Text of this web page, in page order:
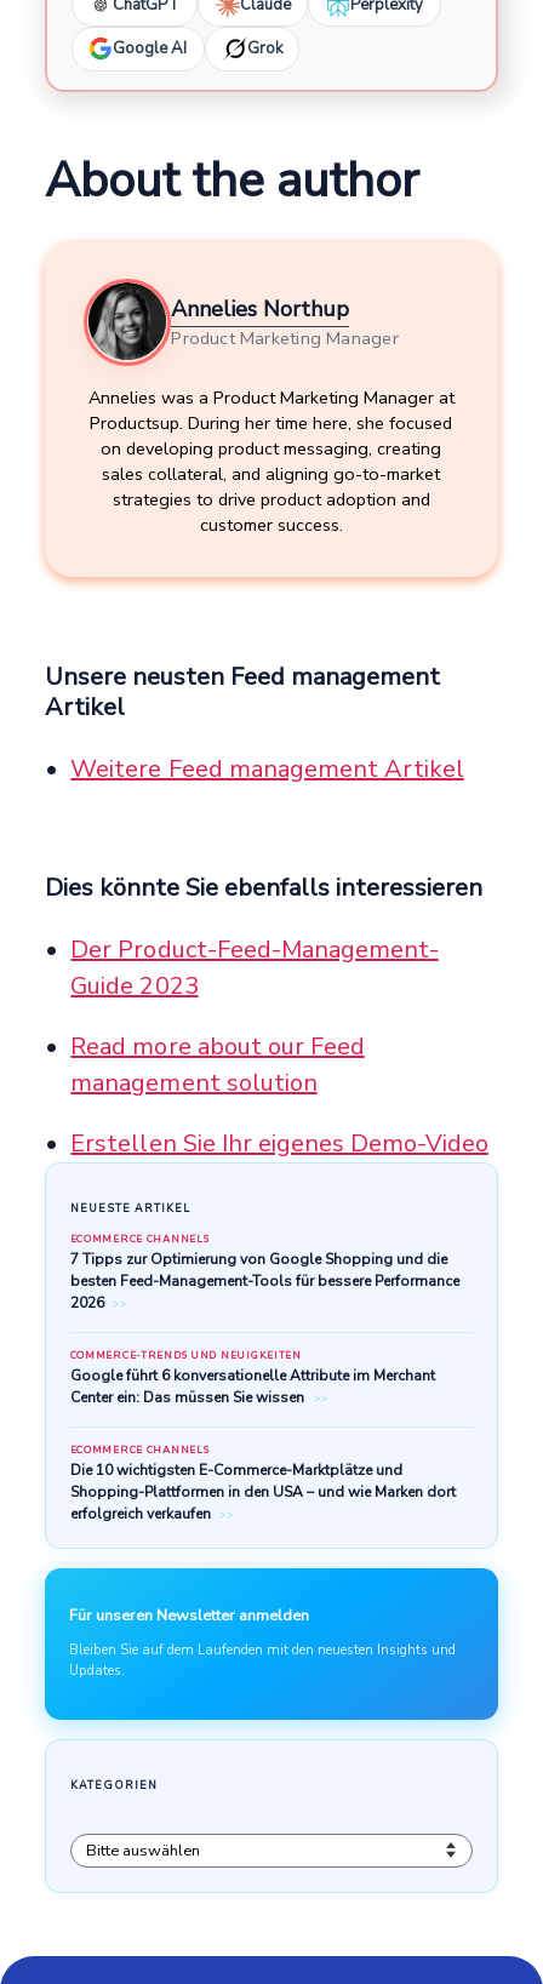
Google AI Grok
About the author
Annelies Northup
Product Marketing Manager
Annelies was a Product Marketing Manager at
Productsup. During her time here, she focused
on developing product messaging, creating
sales collateral, and aligning go-to-market
strategies to drive product adoption and
customer success.
Unsere neusten Feed management
Artikel
Weitere Feed management Artikel
Dies könnte Sie ebenfalls interessieren
Der Product-Feed-Management-
Guide 2023
Read more about our Feed
management solution
Erstellen Sie Ihr eigenes Demo-Video